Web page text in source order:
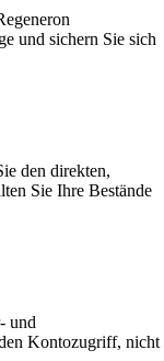
und sichern Sie sich
den direkten,
Sie Ihre Bestände
und
Kontozugriff, nicht